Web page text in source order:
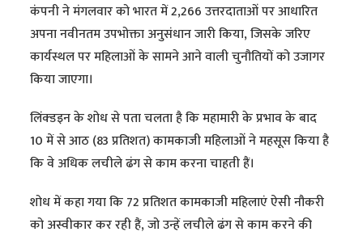
कंपनी ने मंगलवार को भारत में 2,266 उत्तरदाताओं पर आधारित
अपना नवीनतम उपभोक्ता अनुसंधान जारी किया, जिसके जरिए
कार्यस्थल पर महिलाओं के सामने आने वाली चुनौतियों को उजागर
किया जाएगा।
लिंक्डइन के शोध से पता चलता है कि महामारी के प्रभाव के बाद
10 में से आठ (83 प्रतिशत) कामकाजी महिलाओं ने महसूस किया है
कि वे अधिक लचीले ढंग से काम करना चाहती हैं।
शोध में कहा गया कि 72 प्रतिशत कामकाजी महिलाएं ऐसी नौकरी
को अस्वीकार कर रही हैं, जो उन्हें लचीले ढंग से काम करने की